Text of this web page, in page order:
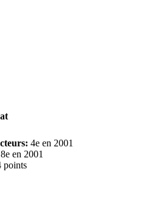
4e en 2001
8e en 2001
points